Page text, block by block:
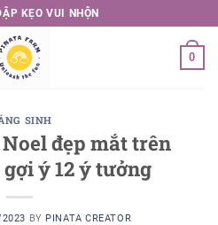
KẸO VUI NHỘN
0
SINH
đẹp mắt trên
ý 12 ý tưởng
BY PINATA CREATOR